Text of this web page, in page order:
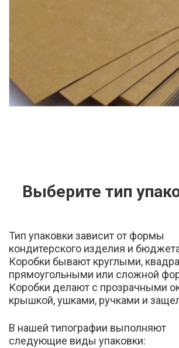
Выберите тип
Тип упаковки зависит от формы
кондитерского изделия и
Коробки бывают круглыми,
прямоугольными или сложной
Коробки делают с прозрачными
крышкой, ушками, ручками и
В нашей типографии выполняют
следующие виды упаковки: